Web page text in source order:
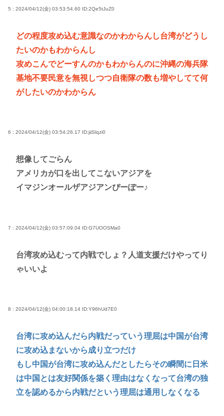
5 : 2024/04/12(金) 03:53:54.60 ID:2Qe5tJuZ0
どの程度攻め込む意識なのかわからんし台湾がどうし
たいのかもわからんし
攻めこんでどーすんのかもわからんのに沖縄の海兵隊
基地不要民意を無視しつつ自衛隊の数も増やしてて何
がしたいのかわからん
6 : 2024/04/12(金) 03:54:26.17 ID:jiiSlqzi0
想像してごらん
アメリカが口を出してこないアジアを
イマジンオールザアジアンぴーぽー♪
7 : 2024/04/12(金) 03:57:09.04 ID:G7UOOSMa0
台湾攻め込むって内戦でしょ？人道支援だけやってり
ゃいいよ
8 : 2024/04/12(金) 04:00:18.14 ID:Y96hUd7E0
台湾に攻め込んだら内戦だっていう理屈は中国が台湾
に攻め込まないから成り立つだけ
もし中国が台湾に攻め込んだとしたらその瞬間に日米
は中国とは友好関係を築く理由はなくなって台湾の独
立を認めるから内戦だという理屈は通用しなくなる